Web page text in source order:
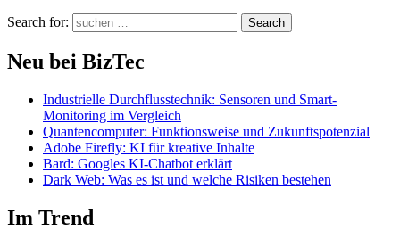
Search for: Search
Neu bei BizTec
Industrielle Durchflusstechnik: Sensoren und Smart-
Monitoring im Vergleich
Quantencomputer: Funktionsweise und Zukunftspotenzial
Adobe Firefly: KI für kreative Inhalte
Bard: Googles KI-Chatbot erklärt
Dark Web: Was es ist und welche Risiken bestehen
Im Trend